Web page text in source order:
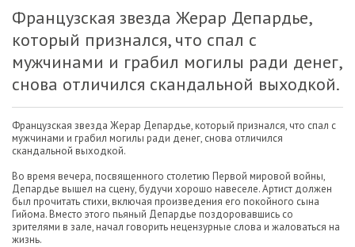
Французская звезда Жерар Депардье,
который признался, что спал с
мужчинами и грабил могилы ради денег,
снова отличился скандальной выходкой.
Французская звезда Жерар Депардье, который признался, что спал с
мужчинами и грабил могилы ради денег, снова отличился
скандальной выходкой.
Во время вечера, посвященного столетию Первой мировой войны,
Депардье вышел на сцену, будучи хорошо навеселе. Артист должен
был прочитать стихи, включая произведения его покойного сына
Гийома. Вместо этого пьяный Депардье поздоровавшись со
зрителями в зале, начал говорить нецензурные слова и жаловаться на
жизнь.